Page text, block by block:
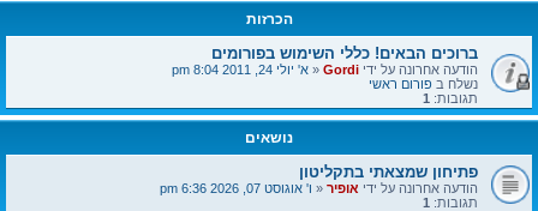
הכרזות
ברוכים הבאים! כללי השימוש בפורומים
הודעה אחרונה על ידי Gordi
«א' יולי 24, 2011 8:04 pm
נשלח בפורום ראשי
תגובות: 1
נושאים
פתיחון שמצאתי בתקליטון
הודעה אחרונה על ידי אופיר«ו' אוגוסט 07, 2026 6:36 pm
תגובות: 1